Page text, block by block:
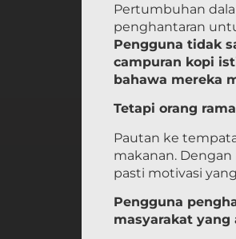
Pertumbuhan
penghantaran
Pengguna tidak
campuran kopi
bahawa mereka
Tetapi orang
Pautan ke
makanan.
pasti motivasi
Pengguna
masyarakat yang